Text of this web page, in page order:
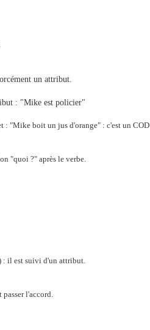
un attribut.
: "Mike est policier"
: "Mike boit un jus d'orange" : c'est un COD
"quoi ?" après le verbe.
: il est suivi d'un attribut.
l'accord.